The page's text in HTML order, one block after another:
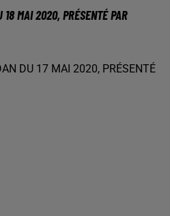
MAI 2020, PRÉSENTÉ PAR